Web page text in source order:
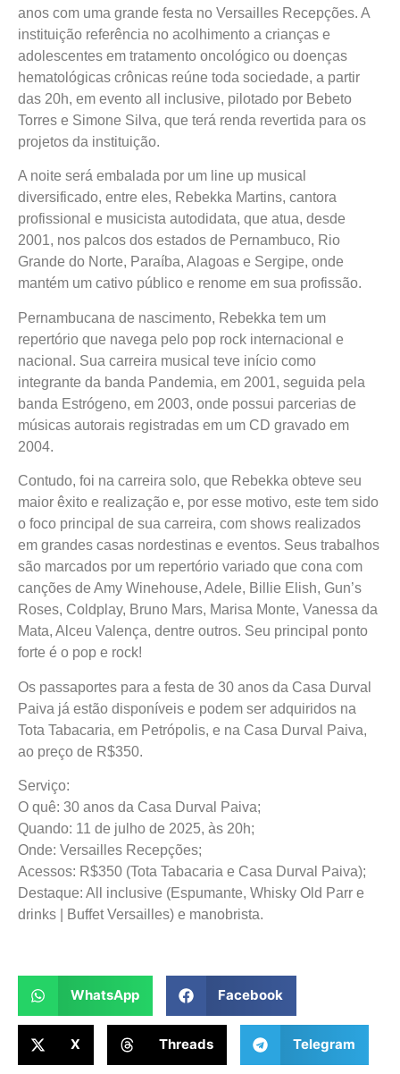
anos com uma grande festa no Versailles Recepções. A
instituição referência no acolhimento a crianças e
adolescentes em tratamento oncológico ou doenças
hematológicas crônicas reúne toda sociedade, a partir
das 20h, em evento all inclusive, pilotado por Bebeto
Torres e Simone Silva, que terá renda revertida para os
projetos da instituição.
A noite será embalada por um line up musical
diversificado, entre eles, Rebekka Martins, cantora
profissional e musicista autodidata, que atua, desde
2001, nos palcos dos estados de Pernambuco, Rio
Grande do Norte, Paraíba, Alagoas e Sergipe, onde
mantém um cativo público e renome em sua profissão.
Pernambucana de nascimento, Rebekka tem um
repertório que navega pelo pop rock internacional e
nacional. Sua carreira musical teve início como
integrante da banda Pandemia, em 2001, seguida pela
banda Estrógeno, em 2003, onde possui parcerias de
músicas autorais registradas em um CD gravado em
2004.
Contudo, foi na carreira solo, que Rebekka obteve seu
maior êxito e realização e, por esse motivo, este tem sido
o foco principal de sua carreira, com shows realizados
em grandes casas nordestinas e eventos. Seus trabalhos
são marcados por um repertório variado que cona com
canções de Amy Winehouse, Adele, Billie Elish, Gun’s
Roses, Coldplay, Bruno Mars, Marisa Monte, Vanessa da
Mata, Alceu Valença, dentre outros. Seu principal ponto
forte é o pop e rock!
Os passaportes para a festa de 30 anos da Casa Durval
Paiva já estão disponíveis e podem ser adquiridos na
Tota Tabacaria, em Petrópolis, e na Casa Durval Paiva,
ao preço de R$350.
Serviço:
O quê: 30 anos da Casa Durval Paiva;
Quando: 11 de julho de 2025, às 20h;
Onde: Versailles Recepções;
Acessos: R$350 (Tota Tabacaria e Casa Durval Paiva);
Destaque: All inclusive (Espumante, Whisky Old Parr e
drinks | Buffet Versailles) e manobrista.
WhatsApp Facebook
X Threads Telegram